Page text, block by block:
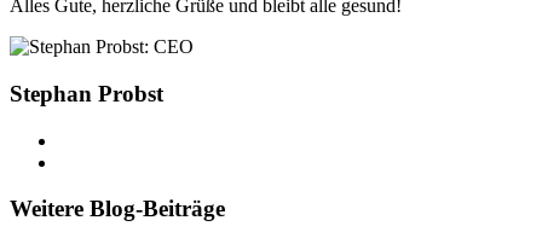
Alles Gute, herzliche Grüße und bleibt alle gesund!
Stephan Probst
Weitere Blog-Beiträge